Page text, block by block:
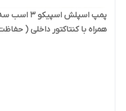
پمپ اسپلش اسپیکو 3
همراه با کنتاکتور داخلی (